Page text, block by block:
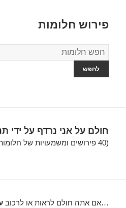
פירוש חלומות
מילון
החלומות
חולם על אני נרדף על ידי
(40 פירושים ומשמעויות של חלומות על אני נרדף על ידי תנין)
…אם אתה חולם לראות או לרכוב